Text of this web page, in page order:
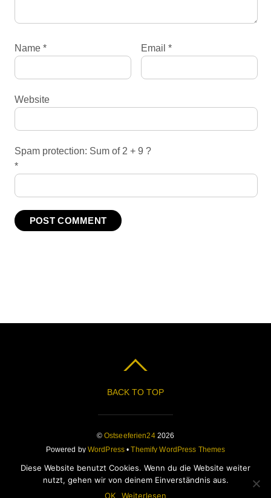
Name* Email*
Website
Spam protection: Sum of 2 + 9 ?
*
BACK TO TOP
© Ostseeferien242026
Powered by WordPress •Themify WordPress Themes
Diese Website benutzt Cookies. Wenn du die Website weiter
nutzt, gehen wir von deinem Einverständnis aus.
OK
Weiterlesen